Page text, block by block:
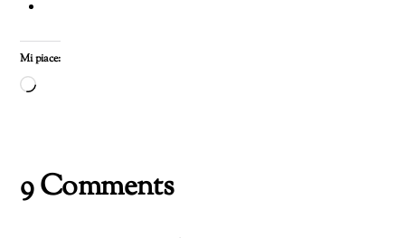
Mi piace:
Caricamento
9 Comments